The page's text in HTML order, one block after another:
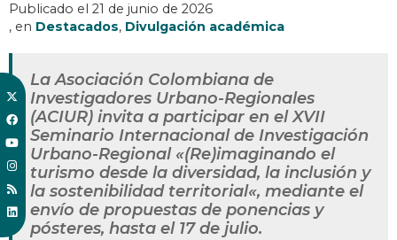
Publicado el 21 de junio de 2026
, en Destacados, Divulgación académica
La Asociación Colombiana de
Investigadores Urbano-Regionales
(ACIUR) invita a participar en el XVII
Seminario Internacional de Investigación
Urbano-Regional «(Re)imaginando el
turismo desde la diversidad, la inclusión y
la sostenibilidad territorial«, mediante el
envío de propuestas de ponencias y
pósteres, hasta el 17 de julio.